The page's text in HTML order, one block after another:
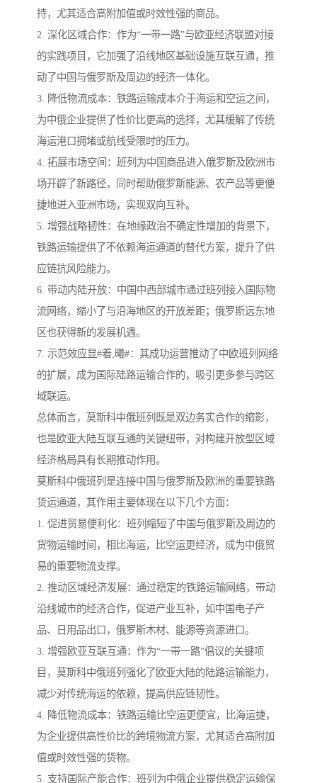
持，尤其适合高附加值或时效性强的商品。
2. 深化区域合作：作为“一带一路”与欧亚经济联盟对接
的实践项目，它加强了沿线地区基础设施互联互通，推
动了中国与俄罗斯及周边的经济一体化。
3. 降低物流成本：铁路运输成本介于海运和空运之间，
为中俄企业提供了性价比更高的选择，尤其缓解了传统
海运港口拥堵或航线受限时的压力。
4. 拓展市场空间：班列为中国商品进入俄罗斯及欧洲市
场开辟了新路径，同时帮助俄罗斯能源、农产品等更便
捷地进入亚洲市场，实现双向互补。
5. 增强战略韧性：在地缘政治不确定性增加的背景下，
铁路运输提供了不依赖海运通道的替代方案，提升了供
应链抗风险能力。
6. 带动内陆开放：中国中西部城市通过班列接入国际物
流网络，缩小了与沿海地区的开放差距；俄罗斯远东地
区也获得新的发展机遇。
7. 示范效应显#着,曦#：其成功运营推动了中欧班列网络
的扩展，成为国际陆路运输合作的，吸引更多参与跨区
域联运。
总体而言，莫斯科中俄班列既是双边务实合作的缩影，
也是欧亚大陆互联互通的关键纽带，对构建开放型区域
经济格局具有长期推动作用。
莫斯科中俄班列是连接中国与俄罗斯及欧洲的重要铁路
货运通道，其作用主要体现在以下几个方面：
1. 促进贸易便利化：班列缩短了中国与俄罗斯及周边的
货物运输时间，相比海运，比空运更经济，成为中俄贸
易的重要物流支撑。
2. 推动区域经济发展：通过稳定的铁路运输网络，带动
沿线城市的经济合作，促进产业互补，如中国电子产
品、日用品出口，俄罗斯木材、能源等资源进口。
3. 增强欧亚互联互通：作为“一带一路”倡议的关键项
目，莫斯科中俄班列强化了欧亚大陆的陆路运输能力，
减少对传统海运的依赖，提高供应链韧性。
4. 降低物流成本：铁路运输比空运更便宜，比海运捷，
为企业提供高性价比的跨境物流方案，尤其适合高附加
值或时效性强的货物。
5. 支持国际产能合作：班列为中俄企业提供稳定运输保